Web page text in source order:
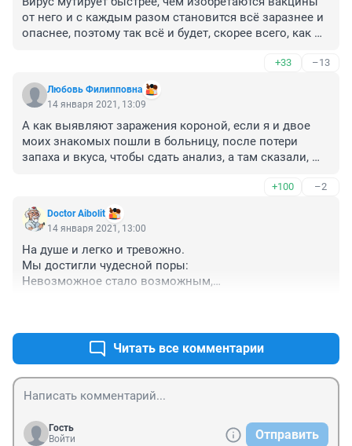
от него и с каждым разом становится всё заразнее и
опаснее, поэтому так всё и будет, скорее всего, как
соблюдать меры профилактики, ставить прививки, а
больше от нас ничего не зависит.
+33 –13
Любовь Филипповна
14 января 2021, 13:09
А как выявляют заражения короной, если я и двое
моих знакомых пошли в больницу, после потери
запаха и вкуса, чтобы сдать анализ, а там сказали,
высокая температура? Просто прописали таблетки,
как при ОРВИ и отправили лечиться, сказали, если
хотите, сдавайте платно🤷‍♀️👍🏻
+100 –2
Doctor Aibolit
14 января 2021, 13:00
На душе и легко и тревожно.
Мы достигли чудесной поры:
Невозможное стало возможным,
Я своих провожаю питомцев,
Дочерей.
Долетайте до самого Солнца
И домой возвращайтесь скорей.
Читать все комментарии
Гость
Войти
Отправить